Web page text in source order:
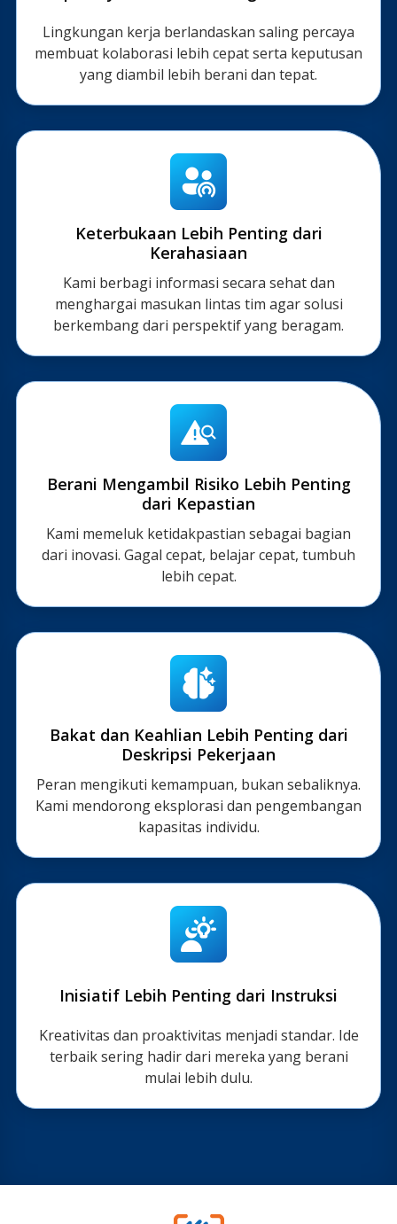
Lingkungan kerja berlandaskan saling percaya
membuat kolaborasi lebih cepat serta keputusan
yang diambil lebih berani dan tepat.
Keterbukaan Lebih Penting dari
Kerahasiaan
Kami berbagi informasi secara sehat dan
menghargai masukan lintas tim agar solusi
berkembang dari perspektif yang beragam.
Berani Mengambil Risiko Lebih Penting
dari Kepastian
Kami memeluk ketidakpastian sebagai bagian
dari inovasi. Gagal cepat, belajar cepat, tumbuh
lebih cepat.
Bakat dan Keahlian Lebih Penting dari
Deskripsi Pekerjaan
Peran mengikuti kemampuan, bukan sebaliknya.
Kami mendorong eksplorasi dan pengembangan
kapasitas individu.
Inisiatif Lebih Penting dari Instruksi
Kreativitas dan proaktivitas menjadi standar. Ide
terbaik sering hadir dari mereka yang berani
mulai lebih dulu.